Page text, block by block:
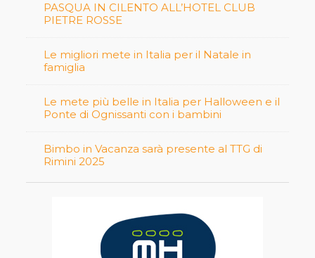
PASQUA IN CILENTO ALL’HOTEL CLUB
PIETRE ROSSE
Le migliori mete in Italia per il Natale in
famiglia
Le mete più belle in Italia per Halloween e il
Ponte di Ognissanti con i bambini
Bimbo in Vacanza sarà presente al TTG di
Rimini 2025